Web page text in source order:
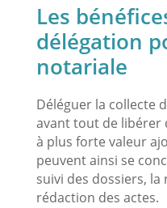
Les
délégation
notariale
Déléguer la collecte
avant tout de libérer
à plus forte valeur
peuvent ainsi se
suivi des dossiers,
rédaction des actes.